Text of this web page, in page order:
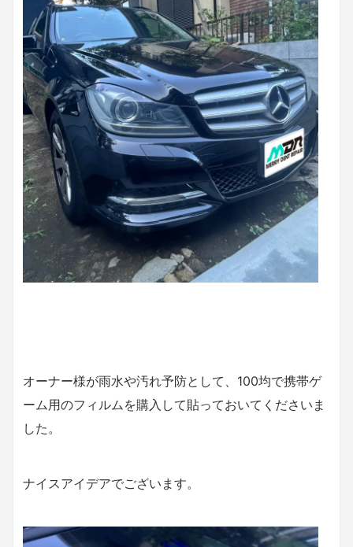
オーナー様が雨水や汚れ予防として、100均で携帯ゲ
ーム用のフィルムを購入して貼っておいてくださいま
した。
ナイスアイデアでございます。